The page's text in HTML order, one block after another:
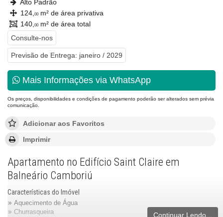
Alto Padrão
124, 00m² de área privativa
140, 00m² de área total
Consulte-nos
Previsão de Entrega: janeiro / 2029
Mais Informações via WhatsApp
Os preços, disponibilidades e condições de pagamento poderão ser alterados sem prévia
comunicação.
Adicionar aos Favoritos
Imprimir
Apartamento no Edifício Saint Claire em
Balneário Camboriú
Características do Imóvel
Aquecimento de Água
Churrasqueira
Continuar Lendo...